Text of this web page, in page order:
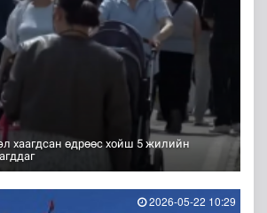
хаагдсан өдрөөс хойш 5 жилийн
2026-05-22 10:29